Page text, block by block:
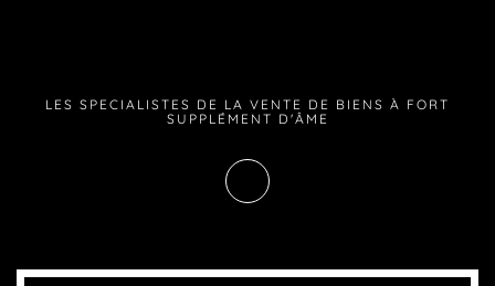
LES SPECIALISTES DE LA VENTE DE BIENS À FORT
SUPPLÉMENT D'ÂME